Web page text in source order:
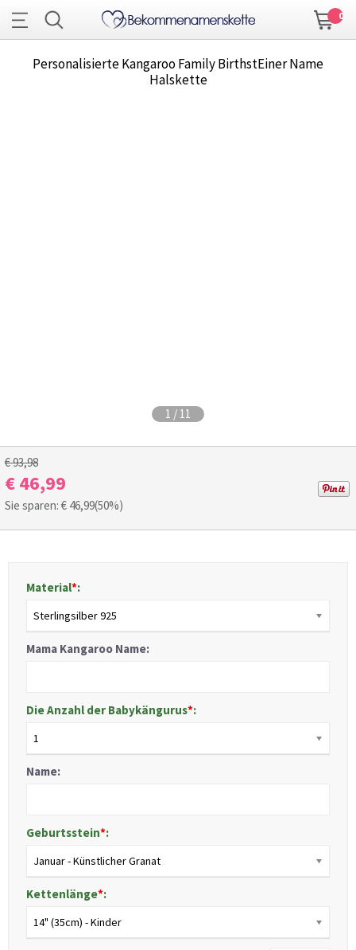
0
Personalisierte Kangaroo Family BirthstEiner Name
Halskette
1 / 11
€ 93,98
€ 46,99
Sie sparen: € 46,99(50%)
Material*:
Sterlingsilber 925
Mama Kangaroo Name:
Die Anzahl der Babykängurus*:
1
Name:
Geburtsstein*:
Januar - Künstlicher Granat
Kettenlänge*:
14" (35cm) - Kinder